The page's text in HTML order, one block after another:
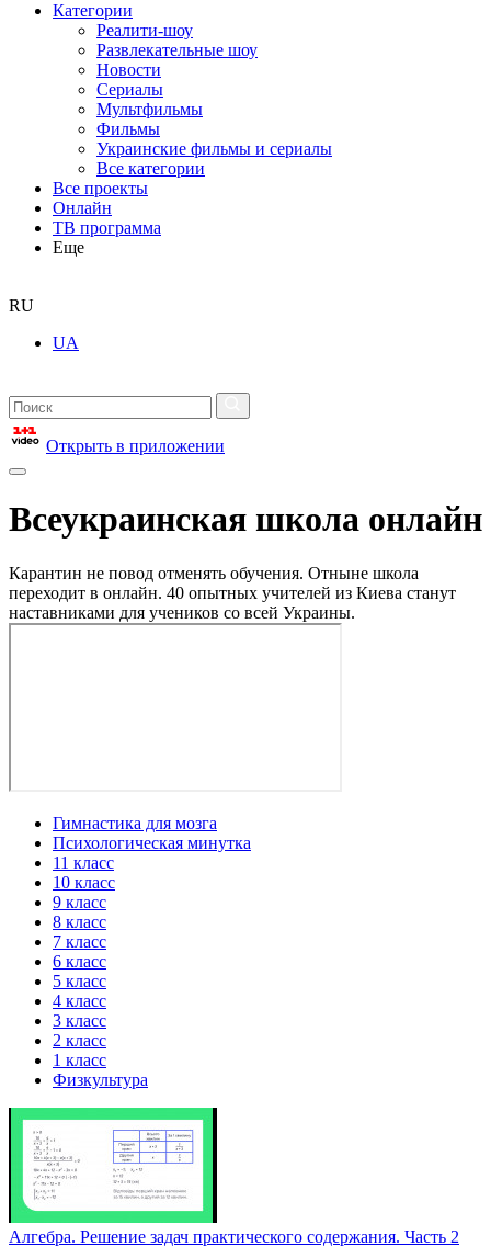
Категории
Реалити-шоу
Развлекательные шоу
Новости
Сериалы
Мультфильмы
Фильмы
Украинские фильмы и сериалы
Все категории
Все проекты
Онлайн
ТВ программа
Еще
RU
UA
Открыть в приложении
Всеукраинская школа онлайн
Карантин не повод отменять обучения. Отныне школа
переходит в онлайн. 40 опытных учителей из Киева станут
наставниками для учеников со всей Украины.
Гимнастика для мозга
Психологическая минутка
11 класс
10 класс
9 класс
8 класс
7 класс
6 класс
5 класс
4 класс
3 класс
2 класс
1 класс
Физкультура
Алгебра. Решение задач практического содержания. Часть 2